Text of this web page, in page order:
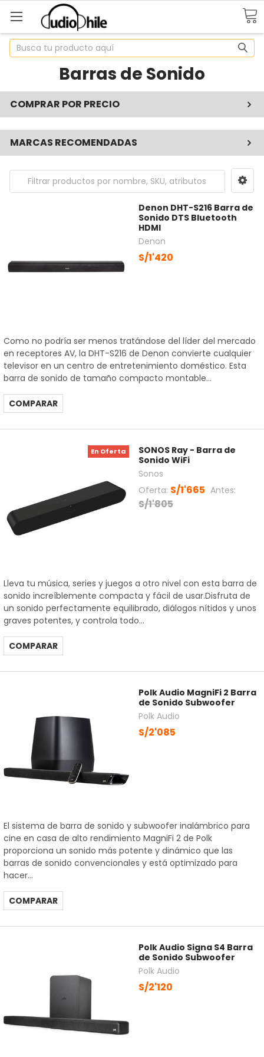
Buscar
Barras de Sonido
COMPRAR POR PRECIO
MARCAS RECOMENDADAS
Denon DHT-S216 Barra de
Sonido DTS Bluetooth
HDMI
Denon
S/1'420
Como no podría ser menos tratándose del líder del mercado
en receptores AV, la DHT-S216 de Denon convierte cualquier
televisor en un centro de entretenimiento doméstico. Esta
barra de sonido de tamaño compacto montable...
COMPARAR
En Oferta
SONOS Ray - Barra de
Sonido WiFi
Sonos
Oferta: S/1'665 Antes:
S/1'805
Lleva tu música, series y juegos a otro nivel con esta barra de
sonido increíblemente compacta y fácil de usar.Disfruta de
un sonido perfectamente equilibrado, diálogos nítidos y unos
graves potentes, y controla todo...
COMPARAR
Polk Audio MagniFi 2 Barra
de Sonido Subwoofer
Polk Audio
S/2'085
El sistema de barra de sonido y subwoofer inalámbrico para
cine en casa de alto rendimiento MagniFi 2 de Polk
proporciona un sonido más potente y dinámico que las
barras de sonido convencionales y está optimizado para
hacer...
COMPARAR
Polk Audio Signa S4 Barra
de Sonido Subwoofer
Polk Audio
S/2'120